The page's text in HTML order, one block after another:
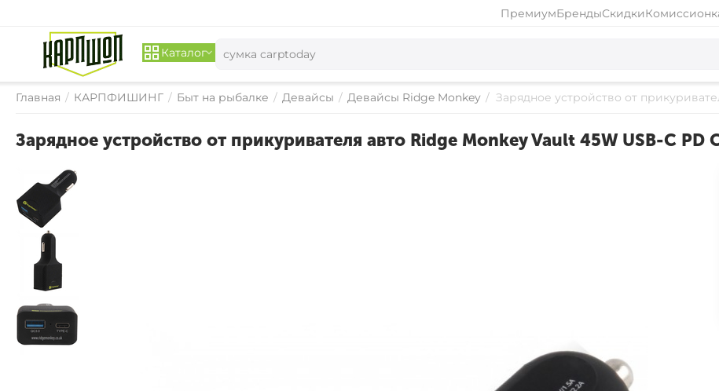
ПремиумБрендыСкидки
Каталог
Главная / КАРПФИШИНГ / Быт на рыбалке / Девайсы / Девайсы Ridge Monkey / Зарядное устройство от
Зарядное устройство от прикуривателя авто Ridge Monkey Vault 45W USB-C PD